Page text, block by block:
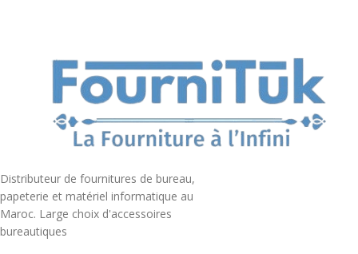
Distributeur de fournitures de bureau,
papeterie et matériel informatique au
Maroc. Large choix d'accessoires
bureautiques